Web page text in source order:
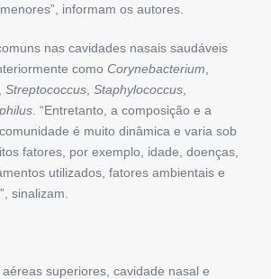
informam os autores.
nas cavidades nasais saudáveis
como Corynebacterium
Streptococcus Staphylococcus
. “Entretanto, a composição e a
é muito dinâmica e varia sob
fatores, por exemplo, idade, doenças,
utilizados, fatores ambientais e
sinalizam.
superiores, cavidade nasal e